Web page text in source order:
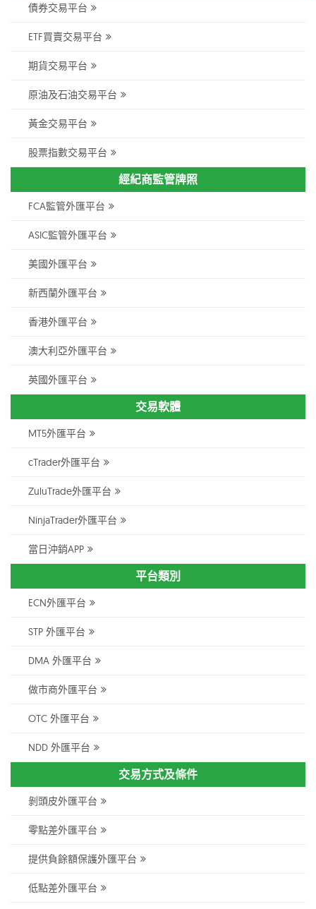
債券交易平台
ETF買賣交易平台
期貨交易平台
原油及石油交易平台
黃金交易平台
股票指數交易平台
經紀商監管牌照
FCA監管外匯平台
ASIC監管外匯平台
美國外匯平台
新西蘭外匯平台
香港外匯平台
澳大利亞外匯平台
英國外匯平台
交易軟體
MT5外匯平台
cTrader外匯平台
ZuluTrade外匯平台
NinjaTrader外匯平台
當日沖銷APP
平台類別
ECN外匯平台
STP 外匯平台
DMA 外匯平台
做市商外匯平台
OTC 外匯平台
NDD 外匯平台
交易方式及條件
剝頭皮外匯平台
零點差外匯平台
提供負餘額保護外匯平台
低點差外匯平台